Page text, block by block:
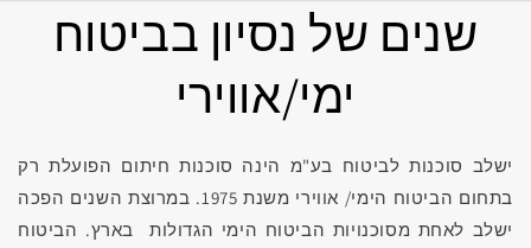
שנים של נסיון בביטוח
ימי/אווירי
ישלב סוכנות לביטוח בע"מ הינה סוכנות חיתום הפועלת רק
בתחום הביטוח הימי/ אווירי משנת 1975. במרוצת השנים הפכה
ישלב לאחת מסוכנויות הביטוח הימי הגדולות בארץ. הביטוח